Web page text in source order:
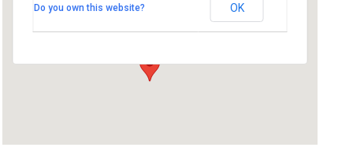
Koskitie 8 - Oulu
Do you own this website? OK